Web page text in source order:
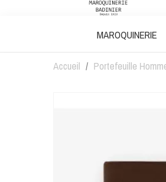
MAROQUINERIE
Accueil Portefeuille